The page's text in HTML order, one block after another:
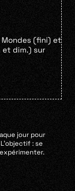
Mondes (fini) et
et dim.) sur
jour pour
: se